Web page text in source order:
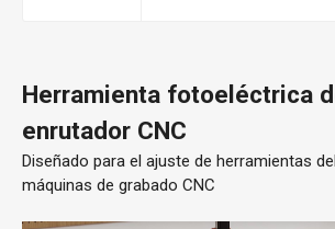
Herramienta fotoeléctrica
enrutador CNC
Diseñado para el ajuste de herramientas
máquinas de grabado CNC